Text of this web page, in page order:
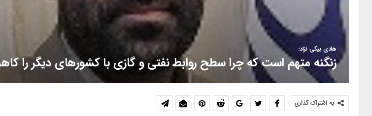
هادی بیگی نژاد:
زنگنه متهم است که چرا سطح روابط نفتی و گازی با کشورهای دیگر را
به اشتراک گذاری